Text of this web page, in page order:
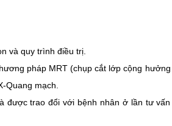
và quy trình điều trị.
pháp MRT (chụp cắt lớp cộng
Quang mạch.
trao đổi với bệnh nhân ở lần tư